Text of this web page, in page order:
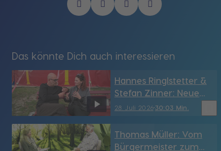
Das könnte Dich auch interessieren
28. Juli 202630:03 Min.
Hannes Ringlstetter &
Stefan Zinner: Neue
Show in Passau
Thomas Müller: Vom
Bürgermeister zum